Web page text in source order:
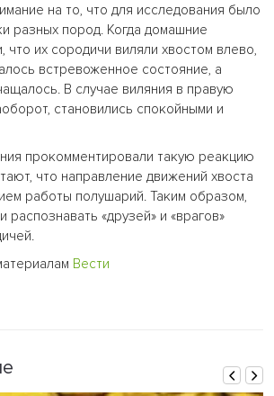
на то, что для исследования было
разных пород. Когда домашние
их сородичи виляли хвостом влево,
встревоженное состояние, а
В случае виляния в правую
становились спокойными и
прокомментировали такую реакцию
что направление движений хвоста
работы полушарий. Таким образом,
распознавать «друзей» и «врагов»
Вести